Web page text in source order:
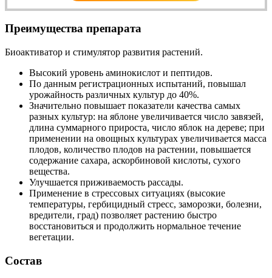
Преимущества препарата
Биоактиватор и стимулятор развития растений.
Высокий уровень аминокислот и пептидов.
По данным регистрационных испытаний, повышал
урожайность различных культур до 40%.
Значительно повышает показатели качества самых
разных культур: на яблоне увеличивается число завязей,
длина суммарного прироста, число яблок на дереве; при
применении на овощных культурах увеличивается масса
плодов, количество плодов на растении, повышается
содержание сахара, аскорбиновой кислоты, сухого
вещества.
Улучшается приживаемость рассады.
Применение в стрессовых ситуациях (высокие
температуры, гербицидный стресс, заморозки, болезни,
вредители, град) позволяет растению быстро
восстановиться и продолжить нормальное течение
вегетации.
Состав